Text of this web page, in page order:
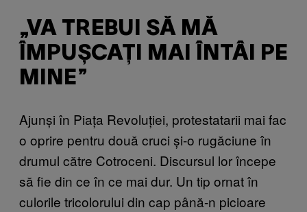
„VA TREBUI SĂ MĂ
ÎMPUȘCAȚI MAI ÎNTÂI PE
MINE”
Ajunși în Piața Revoluției, protestatarii mai fac
o oprire pentru două cruci și-o rugăciune în
drumul către Cotroceni. Discursul lor începe
să fie din ce în ce mai dur. Un tip ornat în
culorile tricolorului din cap până-n picioare